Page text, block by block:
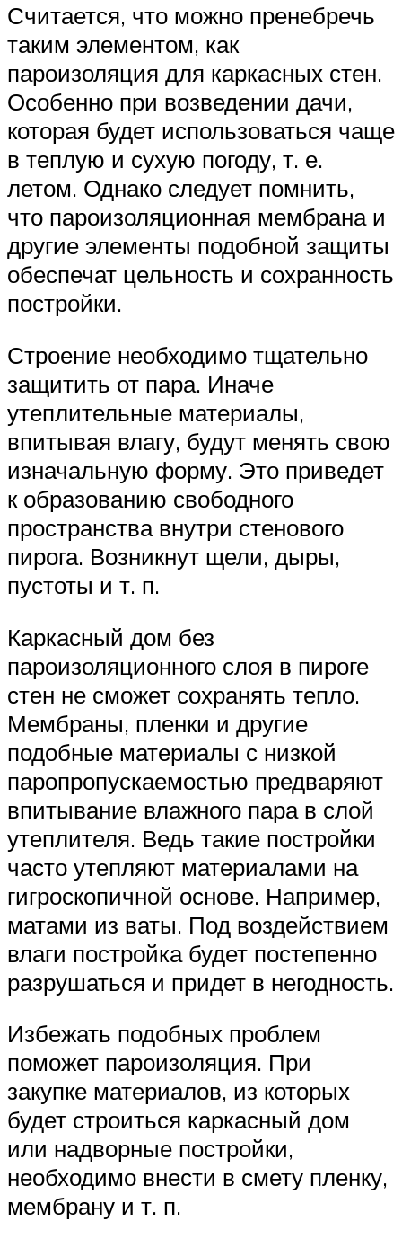
Считается, что можно пренебречь
таким элементом, как
пароизоляция для каркасных стен.
Особенно при возведении дачи,
которая будет использоваться чаще
в теплую и сухую погоду, т. е.
летом. Однако следует помнить,
что пароизоляционная мембрана и
другие элементы подобной защиты
обеспечат цельность и сохранность
постройки.
Строение необходимо тщательно
защитить от пара. Иначе
утеплительные материалы,
впитывая влагу, будут менять свою
изначальную форму. Это приведет
к образованию свободного
пространства внутри стенового
пирога. Возникнут щели, дыры,
пустоты и т. п.
Каркасный дом без
пароизоляционного слоя в пироге
стен не сможет сохранять тепло.
Мембраны, пленки и другие
подобные материалы с низкой
паропропускаемостью предваряют
впитывание влажного пара в слой
утеплителя. Ведь такие постройки
часто утепляют материалами на
гигроскопичной основе. Например,
матами из ваты. Под воздействием
влаги постройка будет постепенно
разрушаться и придет в негодность.
Избежать подобных проблем
поможет пароизоляция. При
закупке материалов, из которых
будет строиться каркасный дом
или надворные постройки,
необходимо внести в смету пленку,
мембрану и т. п.